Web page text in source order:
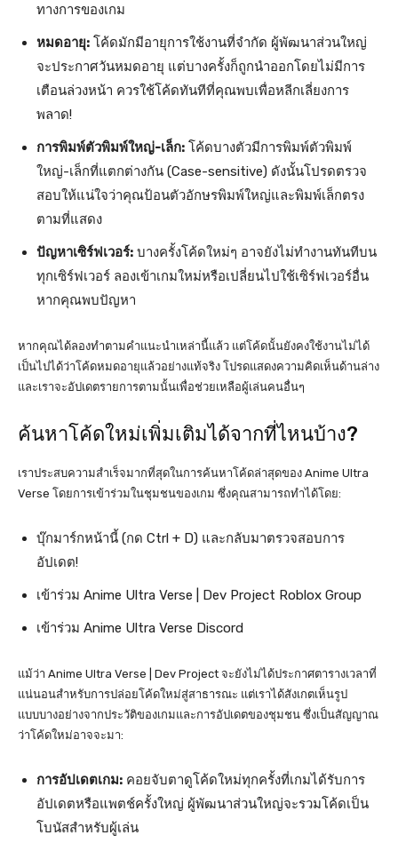
ทางการของเกม
หมดอายุ: โค้ดมักมีอายุการใช้งานที่จำกัด ผู้พัฒนาส่วนใหญ่
จะประกาศวันหมดอายุ แต่บางครั้งก็ถูกนำออกโดยไม่มีการ
เตือนล่วงหน้า ควรใช้โค้ดทันทีที่คุณพบเพื่อหลีกเลี่ยงการ
พลาด!
การพิมพ์ตัวพิมพ์ใหญ่-เล็ก: โค้ดบางตัวมีการพิมพ์ตัวพิมพ์
ใหญ่-เล็กที่แตกต่างกัน (Case-sensitive) ดังนั้นโปรดตรวจ
สอบให้แน่ใจว่าคุณป้อนตัวอักษรพิมพ์ใหญ่และพิมพ์เล็กตรง
ตามที่แสดง
ปัญหาเซิร์ฟเวอร์: บางครั้งโค้ดใหม่ๆ อาจยังไม่ทำงานทันทีบน
ทุกเซิร์ฟเวอร์ ลองเข้าเกมใหม่หรือเปลี่ยนไปใช้เซิร์ฟเวอร์อื่น
หากคุณพบปัญหา
หากคุณได้ลองทำตามคำแนะนำเหล่านี้แล้ว แต่โค้ดนั้นยังคงใช้งานไม่ได้
เป็นไปได้ว่าโค้ดหมดอายุแล้วอย่างแท้จริง โปรดแสดงความคิดเห็นด้านล่าง
และเราจะอัปเดตรายการตามนั้นเพื่อช่วยเหลือผู้เล่นคนอื่นๆ
ค้นหาโค้ดใหม่เพิ่มเติมได้จากที่ไหนบ้าง?
เราประสบความสำเร็จมากที่สุดในการค้นหาโค้ดล่าสุดของ Anime Ultra
Verse โดยการเข้าร่วมในชุมชนของเกม ซึ่งคุณสามารถทำได้โดย:
บุ๊กมาร์กหน้านี้ (กด Ctrl + D) และกลับมาตรวจสอบการ
อัปเดต!
เข้าร่วม Anime Ultra Verse | Dev Project Roblox Group
เข้าร่วม Anime Ultra Verse Discord
แม้ว่า Anime Ultra Verse | Dev Project จะยังไม่ได้ประกาศตารางเวลาที่
แน่นอนสำหรับการปล่อยโค้ดใหม่สู่สาธารณะ แต่เราได้สังเกตเห็นรูป
แบบบางอย่างจากประวัติของเกมและการอัปเดตของชุมชน ซึ่งเป็นสัญญาณ
ว่าโค้ดใหม่อาจจะมา:
การอัปเดตเกม: คอยจับตาดูโค้ดใหม่ทุกครั้งที่เกมได้รับการ
อัปเดตหรือแพตช์ครั้งใหญ่ ผู้พัฒนาส่วนใหญ่จะรวมโค้ดเป็น
โบนัสสำหรับผู้เล่น